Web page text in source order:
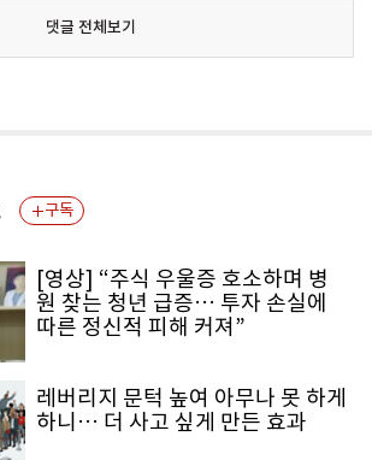
댓글 전체보기
구독
[영상] “주식 우울증 호소하며 병
원 찾는 청년 급증… 투자 손실에
따른 정신적 피해 커져”
레버리지 문턱 높여 아무나 못 하게
하니… 더 사고 싶게 만든 효과